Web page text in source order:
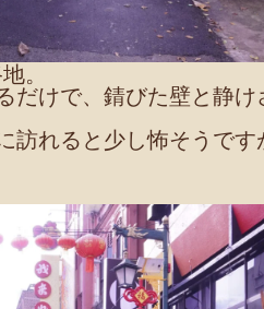
。
だけで、錆びた壁と静け
訪れると少し怖そうです